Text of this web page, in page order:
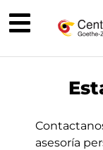
asesoría